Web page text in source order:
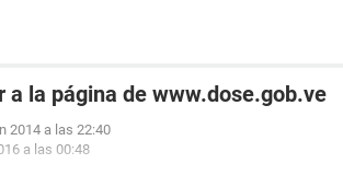
a la página de www.dose.gob.ve
2014 a las 22:40
a las 00:48